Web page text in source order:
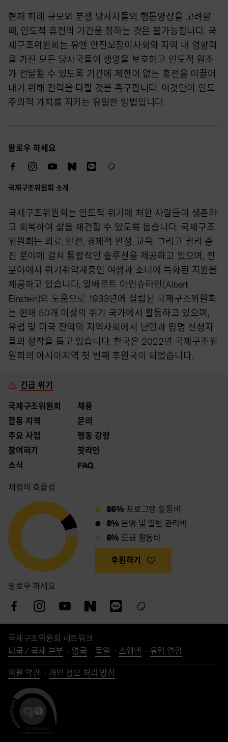
현재 피해 규모와 분쟁 당사자들의 행동양상을 고려할
때, 인도적 휴전의 기간을 정하는 것은 불가능합니다. 국
제구조위원회는 유엔 안전보장이사회와 지역 내 영향력
을 가진 모든 당사국들이 생명을 보호하고 인도적 원조
가 전달될 수 있도록 기간에 제한이 없는 휴전을 이끌어
내기 위해 전력을 다할 것을 촉구합니다. 이것만이 인도
주의적 가치를 지키는 유일한 방법입니다.
팔로우 하세요
국제구조위원회 소개
국제구조위원회는 인도적 위기에 처한 사람들이 생존하
고 회복하여 삶을 재건할 수 있도록 돕습니다. 국제구조
위원회는 의료, 안전, 경제적 안정, 교육, 그리고 권리 증
진 분야에 걸쳐 통합적인 솔루션을 제공하고 있으며, 전
분야에서 위기취약계층인 여성과 소녀에 특화된 지원을
제공하고 있습니다. 알베르트 아인슈타인(Albert
Einstein)의 도움으로 1933년에 설립된 국제구조위원회
는 현재 50개 이상의 위기 국가에서 활동하고 있으며,
유럽 및 미국 전역의 지역사회에서 난민과 망명 신청자
들의 정착을 돕고 있습니다. 한국은 2022년 국제구조위
원회의 아시아지역 첫 번째 후원국이 되었습니다.
긴급 위기
국제구조위원회
활동 지역
주요 사업
참여하기
소식
채용
문의
행동 강령
핫라인
FAQ
재정의 효율성
86% 프로그램 활동비
8% 운영 및 일반 관리비
6% 모금 활동비
후원하기
팔로우 하세요
국제구조위원회 네트워크
미국 / 국제 본부
영국 독일 스웨덴 유럽 연합
회원 약관 개인 정보 처리 방침